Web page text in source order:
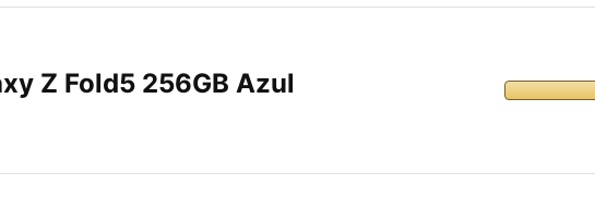
Z Fold5 256GB Azul